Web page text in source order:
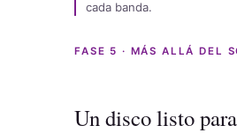
cada banda.
FASE 5 · MÁS ALLÁ DEL
Un disco listo